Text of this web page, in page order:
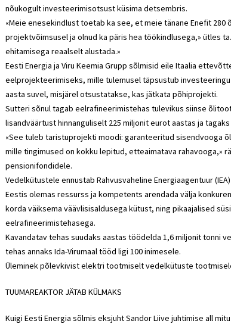
nõukogult investeerimisotsust küsima detsembris.
«Meie enesekindlust toetab ka see, et meie tänane Enefit
projektvõimsusel ja olnud ka päris hea töökindlusega,» ütles
ehitamisega reaalselt alustada.»
Eesti Energia ja Viru Keemia Grupp sõlmisid eile Itaalia
eelprojekteerimiseks, mille tulemusel täpsustub
aasta suvel, misjärel otsustatakse, kas jätkata põhiprojekti.
Sutteri sõnul tagab eelrafineerimistehas tulevikus siinse
lisandväärtust hinnanguliselt 225 miljonit eurot aastas ja
«See tuleb taristuprojekti moodi: garanteeritud sisendvooga
mille tingimused on kokku lepitud, etteaimatava rahavooga,»
pensionifondidele.
Vedelkütustele ennustab Rahvusvaheline Energiaagentuur
Eestis olemas ressurss ja kompetents arendada välja
korda väiksema väävlisisaldusega kütust, ning pikaajalised
eelrafineerimistehasega.
Kavandatav tehas suudaks aastas töödelda 1,6 miljonit tonni
tehas annaks Ida-Virumaal tööd ligi 100 inimesele.
Üleminek põlevkivist elektri tootmiselt vedelkütuste
TUUMAREAKTOR JÄTAB KÜLMAKS
Kuigi Eesti Energia sõlmis eksjuht Sandor Liive juhtimise all